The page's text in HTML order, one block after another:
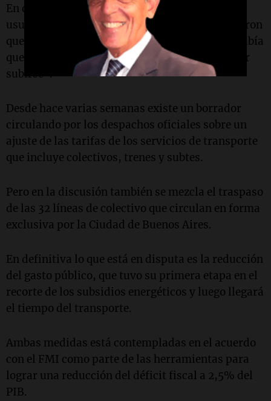
En diálogo con Telenueve al Amanecer, varios
usuarios se quejaron del servicio y algunos dijeron
que "los colectivos llegaban repletos" y que "había
que esperar casi una hora esperando para poder
subirse".
Desde hace varias semanas existe un borrador
circulando por los despachos oficiales sobre un
ajuste de las tarifas de los servicios de transporte
que incluye colectivos, trenes y subtes.
Pero en la discusión también se mezcla el traspaso
de las 32 líneas de colectivo que circulan en forma
exclusiva por la Ciudad de Buenos Aires.
En definitiva lo que está en disputa es la reducción
del gasto público, que tuvo su primera etapa en el
recorte de los subsidios energéticos y luego llegará
el tiempo del transporte.
Ambas medidas está contempladas en el acuerdo
con el FMI como parte de las herramientas para
lograr una reducción del déficit fiscal a 2,5% del
PIB.